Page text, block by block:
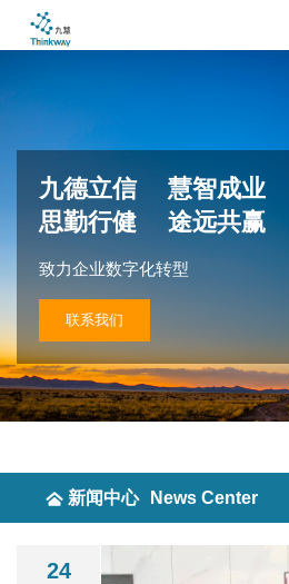
九德立信 慧智成业
思勤行健 途远共赢
致力企业数字化转型
联系我们
新闻中心 News Center
24